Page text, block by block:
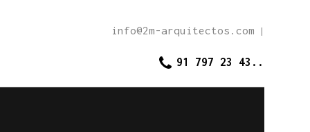
info@2m-arquitectos.com
91 797 23 43..